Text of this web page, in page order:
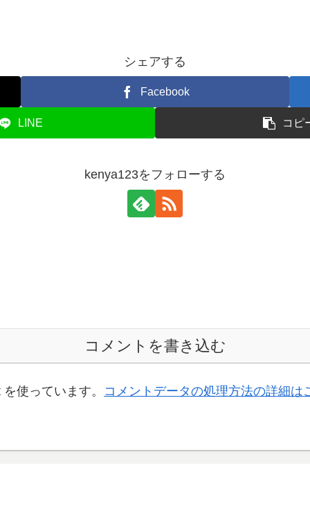
シェアする
Facebook
LINE コピ
kenya123をフォローする
コメントを書き込む
使っています。 コメントデータの処理方法の詳細は